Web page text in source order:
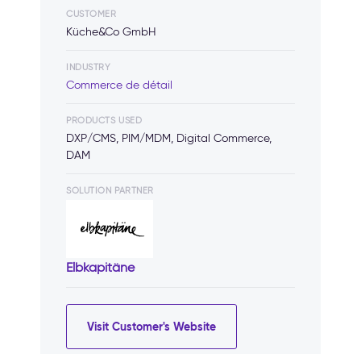
CUSTOMER
Küche&Co GmbH
INDUSTRY
Commerce de détail
PRODUCTS USED
DXP/CMS, PIM/MDM, Digital Commerce,
DAM
SOLUTION PARTNER
Elbkapitäne
Visit Customer's Website